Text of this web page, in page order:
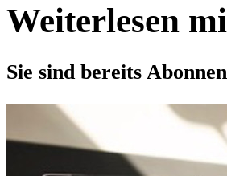
Weiterlesen
Sie sind bereits